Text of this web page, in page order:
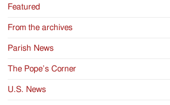
Featured
From the archives
Parish News
The Pope’s Corner
U.S. News